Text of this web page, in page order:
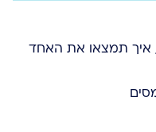
מס, איך תמצאו את האחד